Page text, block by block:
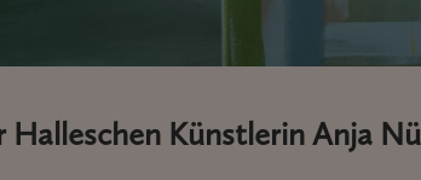
Halleschen Künstlerin Anja